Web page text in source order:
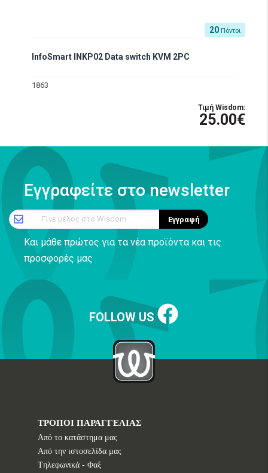
20 Πόντοι
InfoSmart INKP02 Data switch KVM 2PC
1863
Τιμή Wisdom:
25.00€
Εγγραφείτε στο newsletter
Γίνε μέλος στο Wisdom Εγγραφή
Και μάθε πρώτος για τα νέα προϊόντα και τις
προσφορές μας
FOLLOW US
ΤΡΟΠΟΙ ΠΑΡΑΓΓΕΛΙΑΣ
Από το κατάστημα μας
Από την ιστοσελίδα μας
Tηλεφωνικά - Φαξ